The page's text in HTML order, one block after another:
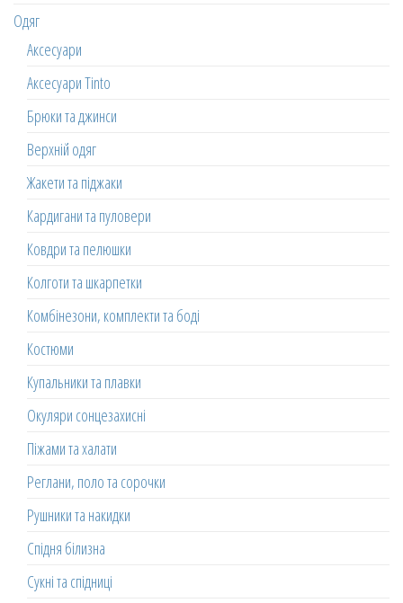
Одяг
Аксесуари
Аксесуари Tinto
Брюки та джинси
Верхній одяг
Жакети та піджаки
Кардигани та пуловери
Ковдри та пелюшки
Колготи та шкарпетки
Комбінезони, комплекти та боді
Костюми
Купальники та плавки
Окуляри сонцезахисні
Піжами та халати
Реглани, поло та сорочки
Рушники та накидки
Спідня білизна
Сукні та спідниці